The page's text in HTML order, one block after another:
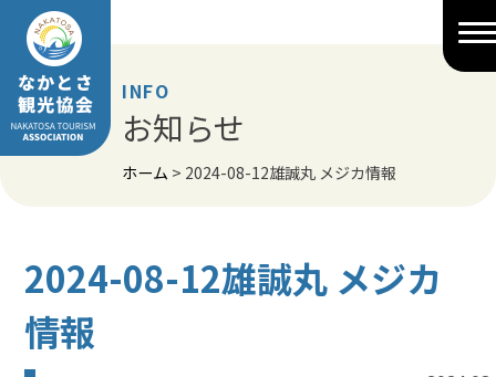
Skip
content
INFO
お知らせ
ホーム > 2024-08-12雄誠丸 メジカ情報
2024-08-12雄誠丸 メジカ
情報